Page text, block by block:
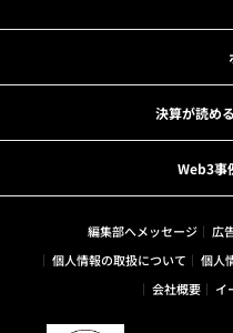
決算が読め
Web3事
編集部へメッセージ 広
個人情報の取扱について
個人
会社概要
イ